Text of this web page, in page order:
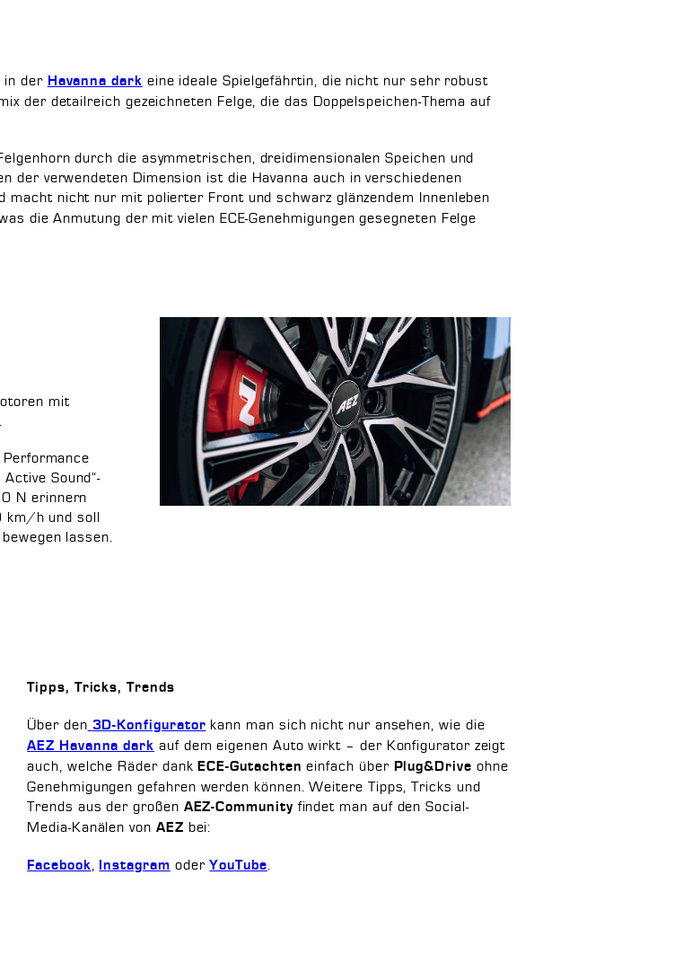
in der Havanna dark eine ideale Spielgefährtin, die nicht nur sehr robust
der detailreich gezeichneten Felge, die das Doppelspeichen-Thema auf
durch die asymmetrischen, dreidimensionalen Speichen und
der verwendeten Dimension ist die Havanna auch in verschiedenen
macht nicht nur mit polierter Front und schwarz glänzendem Innenleben
die Anmutung der mit vielen ECE-Genehmigungen gesegneten Felge
mit
Sound“-
N erinnern
km/h und soll
lassen.
Tipps, Tricks, Trends
Über den 3D-Konfigurator kann man sich nicht nur ansehen, wie die
AEZ Havanna dark auf dem eigenen Auto wirkt – der Konfigurator zeigt
auch, welche Räder dankECE-Gutachten einfach überPlug&Drive ohne
Genehmigungen gefahren werden können. Weitere Tipps, Tricks und
Trends aus der großen AEZ-Community findet man auf den Social-
Media-Kanälen von AEZ bei:
Facebook, Instagram oderYouTube.